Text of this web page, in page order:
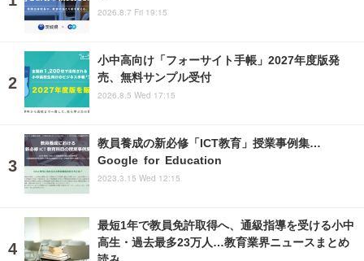
2026.8.7 Fri 19:15
小中高向け「フォーサイト手帳」2027年度版発
売、無料サンプル受付
2026.8.5 Wed 17:15
教員養成の新必修「ICT教育」授業事例集…
Google for Education
2023.3.15 Wed 12:15
最短1年で教員免許取得へ、通級指導を受ける小中
高生・過去最多23万人…教育業界ニュースまとめ